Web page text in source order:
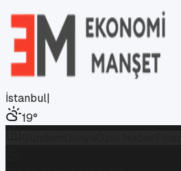
İstanbul|
19°